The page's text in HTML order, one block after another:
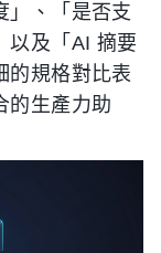
」、「是否支
以及「AI 摘要
的規格對比表
的生產力助